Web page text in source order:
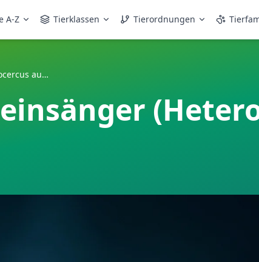
A-Z Tierklassen Tierordnungen
Orange Scheitel-Feinsänger (Heterocercus aurantiivertex)